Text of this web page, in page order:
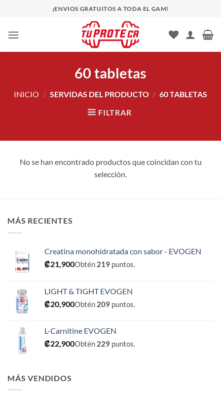
contenido
¡ENVIOS GRATUITOS A TODA EL GAM!
60 tabletas
INICIO / SERVIDAS DEL PRODUCTO / 60 TABLETAS
FILTRAR
No se han encontrado productos que coincidan con tu
selección.
MÁS RECIENTES
Creatina monohidratada con sabor - EVOGEN
₡21,900Obtén 219 puntos.
LIGHT & TIGHT EVOGEN
₡20,900Obtén 209 puntos.
L-Carnitine EVOGEN
₡22,900Obtén 229 puntos.
MÁS VENDIDOS